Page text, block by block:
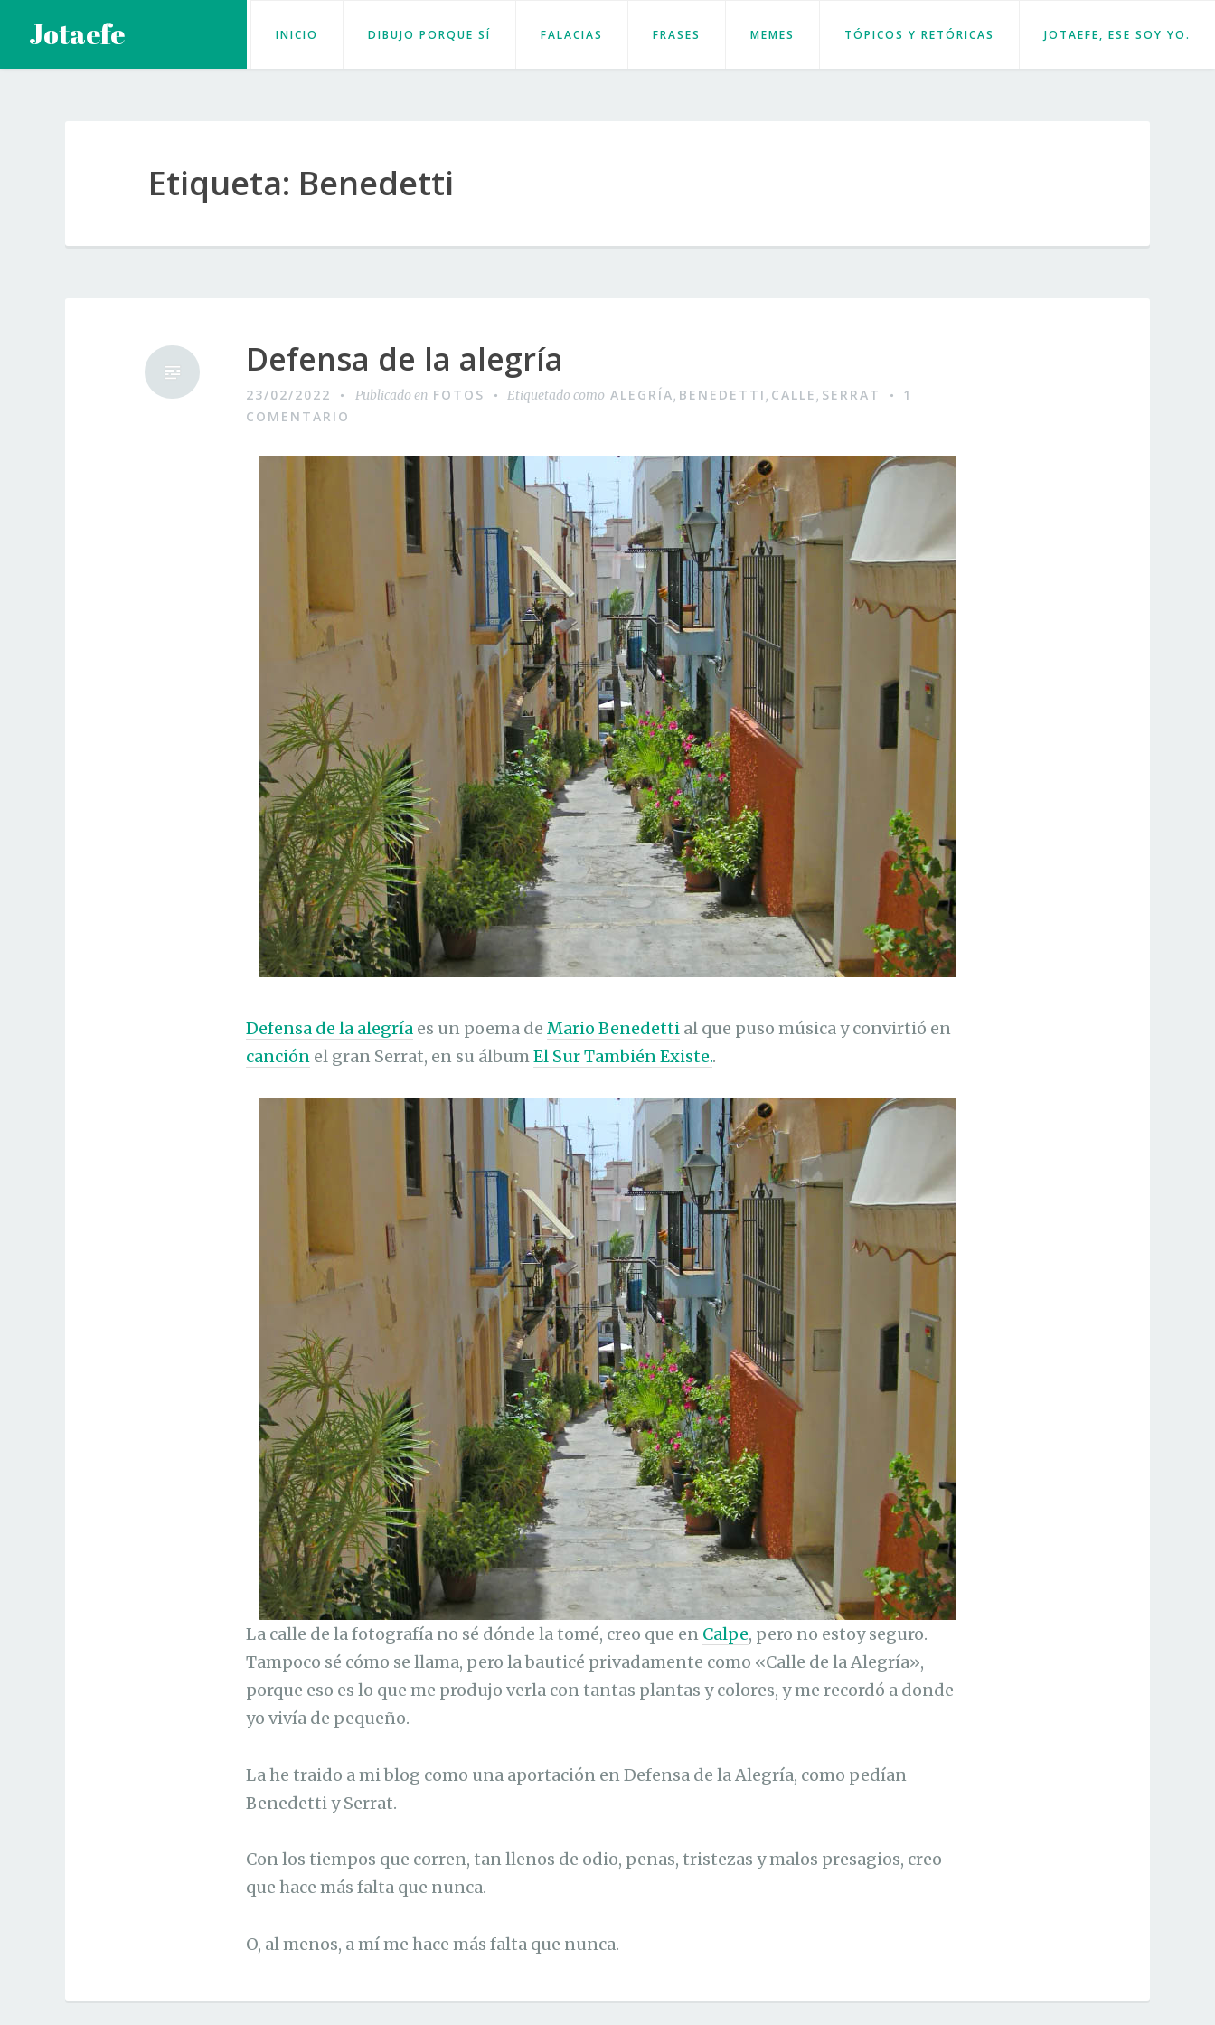
contenido
Jotaefe INICIO DIBUJO PORQUE SÍ FALACIAS FRASES MEMES TÓPICOS Y RETÓRICAS JOTAEFE, ESE SOY YO.
Etiqueta: Benedetti
Defensa de la alegría
23/02/2022 Publicado en FOTOS Etiquetado como ALEGRÍA, BENEDETTI, CALLE, SERRAT
1
COMENTARIO
Defensa de la alegría es un poema de Mario Benedetti al que puso música y convirtió en
canción el gran Serrat, en su álbumEl Sur También Existe..
La calle de la fotografía no sé dónde la tomé, creo que en Calpe, pero no estoy seguro.
Tampoco sé cómo se llama, pero la bauticé privadamente como «Calle de la Alegría»,
porque eso es lo que me produjo verla con tantas plantas y colores, y me recordó a donde
yo vivía de pequeño.
La he traido a mi blog como una aportación en Defensa de la Alegría, como pedían
Benedetti y Serrat.
Con los tiempos que corren, tan llenos de odio, penas, tristezas y malos presagios, creo
que hace más falta que nunca.
O, al menos, a mí me hace más falta que nunca.